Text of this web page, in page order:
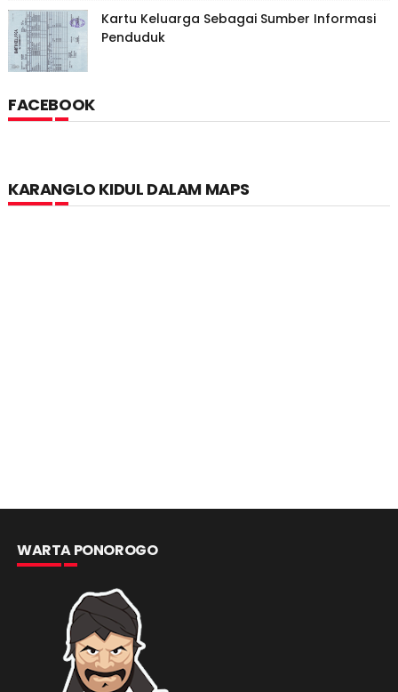
Kartu Keluarga Sebagai Sumber Informasi
Penduduk
FACEBOOK
KARANGLO KIDUL DALAM MAPS
WARTA PONOROGO